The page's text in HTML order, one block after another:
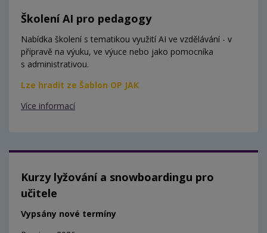
Školení AI pro pedagogy
Nabídka školení s tematikou využití AI ve vzdělávání - v
přípravě na výuku, ve výuce nebo jako pomocníka
s administrativou.
Lze hradit ze Šablon OP JAK
Více informací
Kurzy lyžování a snowboardingu pro
učitele
Vypsány nové termíny